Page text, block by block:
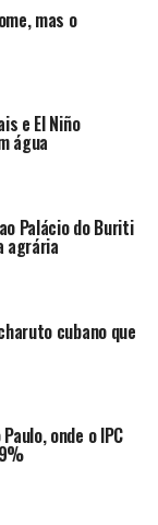
mas o
e El Niño
água
Palácio do Buriti
agrária
cubano que
onde o IPC